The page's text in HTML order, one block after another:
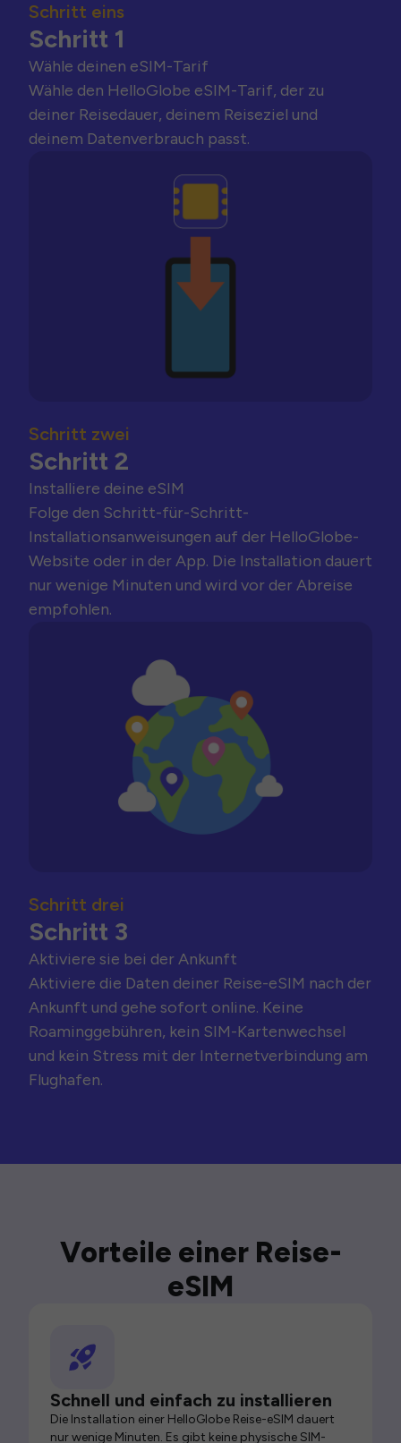
Schritt eins
Schritt 1
Wähle deinen eSIM-Tarif
Wähle den HelloGlobe eSIM-Tarif, der zu
deiner Reisedauer, deinem Reiseziel und
deinem Datenverbrauch passt.
Schritt zwei
Schritt 2
Installiere deine eSIM
Folge den Schritt-für-Schritt-
Installationsanweisungen auf der HelloGlobe-
Website oder in der App. Die Installation dauert
nur wenige Minuten und wird vor der Abreise
empfohlen.
Schritt drei
Schritt 3
Aktiviere sie bei der Ankunft
Aktiviere die Daten deiner Reise-eSIM nach der
Ankunft und gehe sofort online. Keine
Roaminggebühren, kein SIM-Kartenwechsel
und kein Stress mit der Internetverbindung am
Flughafen.
Vorteile einer Reise-
eSIM
Schnell und einfach zu installieren
Die Installation einer HelloGlobe Reise-eSIM dauert
nur wenige Minuten. Es gibt keine physische SIM-